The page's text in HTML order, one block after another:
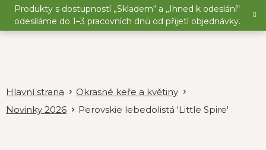
Přejít
obsah
Produkty s dostupností „Skladem“ a „Ihned k odeslání“
odesíláme do 1–3 pracovních dnů od přijetí objednávky.
Okrasné keře a květiny
Novinky 2026
Perovskie lebedolistá 'Little Spire'